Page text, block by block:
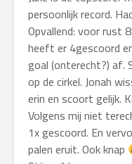
persoonlijk record.
Opvallend: voor rust
heeft er 4gescoord
goal (onterecht?) af.
op de cirkel. Jonah
erin en scoort gelijk.
Volgens mij niet
1x gescoord. En
palen eruit. Ook knap